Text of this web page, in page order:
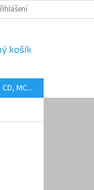
AUDIOKAZETY ANEB
košík
MC...